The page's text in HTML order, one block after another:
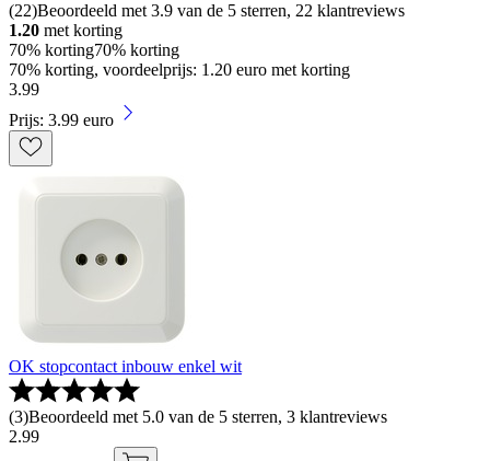
(22)Beoordeeld met 3.9 van de 5 sterren, 22 klantreviews
1.20 met korting
70% korting70% korting
70% korting, voordeelprijs: 1.20 euro met korting
3.99
Prijs: 3.99 euro
OK stopcontact inbouw enkel wit
(3)Beoordeeld met 5.0 van de 5 sterren, 3 klantreviews
2.99